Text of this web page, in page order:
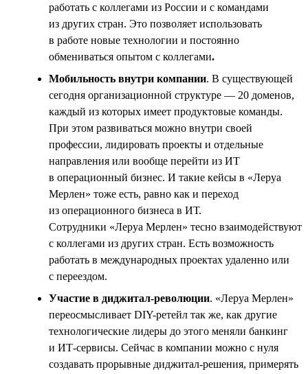
работать с коллегами из России и с командами
из других стран. Это позволяет использовать
в работе новые технологии и постоянно
обмениваться опытом с коллегами.
Мобильность внутри компании. В существующей
сегодня организационной структуре — 20 доменов,
каждый из которых имеет продуктовые команды.
При этом развиваться можно внутри своей
профессии, лидировать проекты и отдельные
направления или вообще перейти из ИТ
в операционный бизнес. И такие кейсы в «Леруа
Мерлен» тоже есть, равно как и переход
из операционного бизнеса в ИТ.
Сотрудники «Леруа Мерлен» тесно взаимодействуют
с коллегами из других стран. Есть возможность
работать в международных проектах удаленно или
с переездом.
Участие в диджитал-революции. «Леруа Мерлен»
переосмысливает DIY-ретейл так же, как другие
технологические лидеры до этого меняли банкинг
и ИТ-сервисы. Сейчас в компании можно с нуля
создавать прорывные диджитал-решения, примерять